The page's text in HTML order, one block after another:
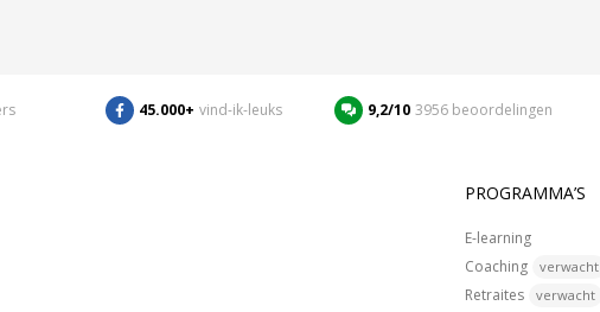
45.000+ vind-ik-leuks 9,2/10 3956 beoordelingen
PROGRAMMA’S
E-learning
Coaching
verwacht
Retraites verwacht